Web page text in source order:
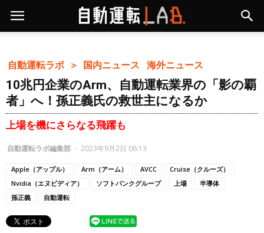
自動運転ラボ ＞ 国内ニュース 海外ニュース
10兆円企業のArm、自動運転業界の「影の覇
者」へ！孫正義氏の救世主になるか
上場を機にさらなる飛躍も
自動運転ラボ編集部 - 2023年9月2日 06:13
Apple（アップル） Arm（アーム） AVCC
Cruise（クルーズ）
Nvidia（エヌビディア）
ソフトバンクグループ 上場
半導体
孫正義
自動運転